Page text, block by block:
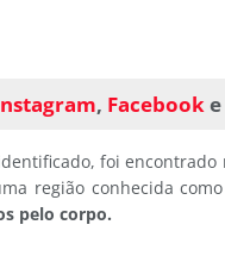
, Facebooke
foi
região conhecida
pelo corpo.